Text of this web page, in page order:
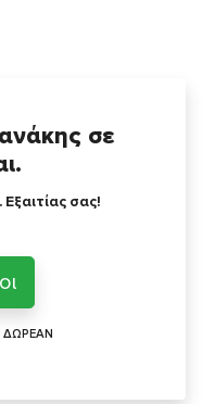
σε
σας!
ΔΩΡΕΑΝ